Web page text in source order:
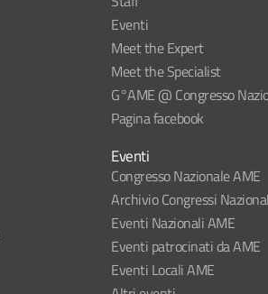
Eventi
Meet the Expert
Meet the Specialist
G°AME @ Congresso
Pagina facebook
Eventi
Congresso Nazionale AME
Archivio Congressi
Eventi Nazionali AME
Eventi patrocinati da AME
Eventi Locali AME